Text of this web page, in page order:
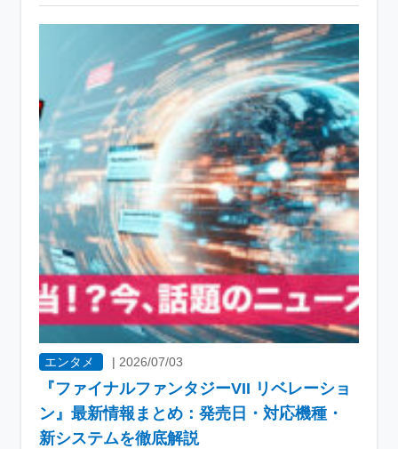
エンタメ |2026/07/03
『ファイナルファンタジーVII リベレーショ
ン』最新情報まとめ：発売日・対応機種・
新システムを徹底解説